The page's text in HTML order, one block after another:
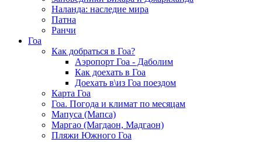
Наланда: наследие мира
Патна
Ранчи
Гоа
Как добраться в Гоа?
Аэропорт Гоа - Даболим
Как доехать в Гоа
Доехать в\из Гоа поездом
Карта Гоа
Гоа. Погода и климат по месяцам
Мапуса (Мапса)
Маргао (Магдаон, Мадгаон)
Пляжи Южного Гоа